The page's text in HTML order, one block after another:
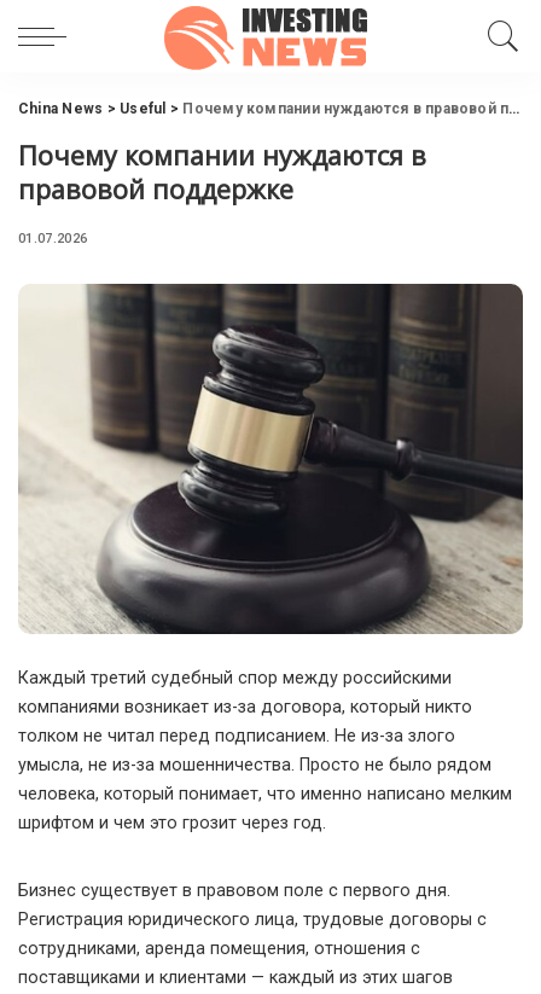
China News > Useful > Почему компании нуждаются в правовой поддержке
Почему компании нуждаются в
правовой поддержке
01.07.2026
Каждый третий судебный спор между российскими
компаниями возникает из-за договора, который никто
толком не читал перед подписанием. Не из-за злого
умысла, не из-за мошенничества. Просто не было рядом
человека, который понимает, что именно написано мелким
шрифтом и чем это грозит через год.
Бизнес существует в правовом поле с первого дня.
Регистрация юридического лица, трудовые договоры с
сотрудниками, аренда помещения, отношения с
поставщиками и клиентами — каждый из этих шагов